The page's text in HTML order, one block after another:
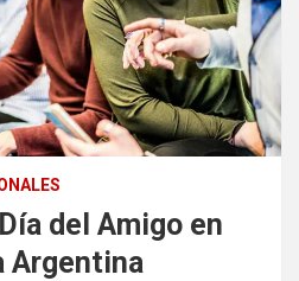
del Amigo en
Argentina